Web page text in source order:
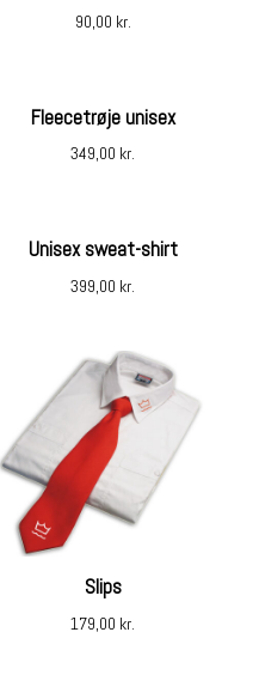
90,00 kr.
Fleecetrøje unisex
349,00 kr.
Unisex sweat-shirt
399,00 kr.
Slips
179,00 kr.